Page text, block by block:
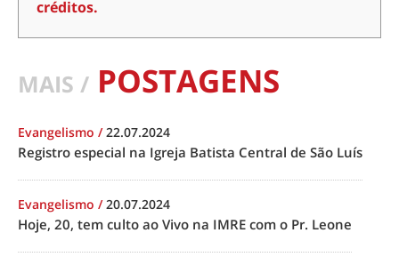
créditos.
MAIS / POSTAGENS
Evangelismo /22.07.2024
Registro especial na Igreja Batista Central de São Luís
Evangelismo /20.07.2024
Hoje, 20, tem culto ao Vivo na IMRE com o Pr. Leone